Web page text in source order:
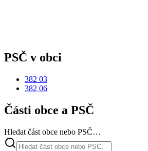
PSČ v obci
382 03
382 06
Části obce a PSČ
Hledat část obce nebo PSČ…